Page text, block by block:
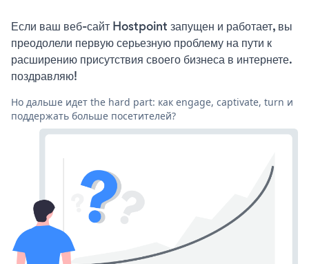
Если ваш веб-сайт Hostpoint запущен и работает, вы
преодолели первую серьезную проблему на пути к
расширению присутствия своего бизнеса в интернете.
поздравляю!
Но дальше идет the hard part: как engage, captivate, turn и
поддержать больше посетителей?